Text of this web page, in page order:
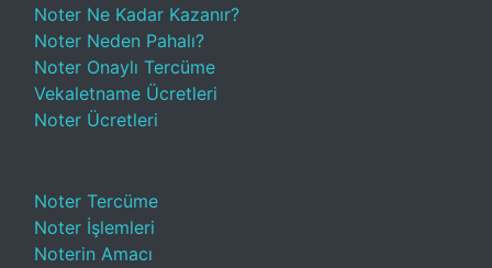
Noter Ne Kadar Kazanır?
Noter Neden Pahalı?
Noter Onaylı Tercüme
Vekaletname Ücretleri
Noter Ücretleri
Noter Tercüme
Noter İşlemleri
Noterin Amacı